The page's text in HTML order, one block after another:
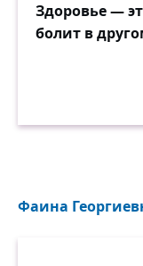
Здоровье —
болит в
Фаина